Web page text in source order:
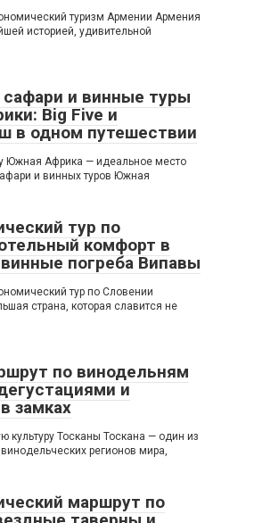
туризм Армении Армения
историей, удивительной
и винные туры
Big Five и
в одном путешествии
Южная Африка — идеальное место
и винных туров Южная
тур по
комфорт в
погреба Випавы
тур по Словении
страна, которая славится не
по винодельням
и
замках
культуру Тосканы Тоскана — один из
регионов мира,
маршрут по